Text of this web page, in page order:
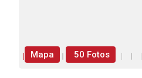
Mapa 50 Fotos